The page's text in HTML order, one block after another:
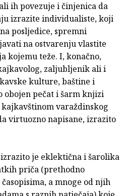
ih povezuje i činjenica da
izrazite individualiste, koji
posljedice, spremni
na ostvarenju vlastite
kojemu teže. I, konačno,
zaljubljenik ali i
kulture, baštine i
obojen pečat i šarm knjizi
varaždinskog
virtuozno napisane, izrazito
je eklektična i šarolika
priča (prethodno
a mnoge od njih